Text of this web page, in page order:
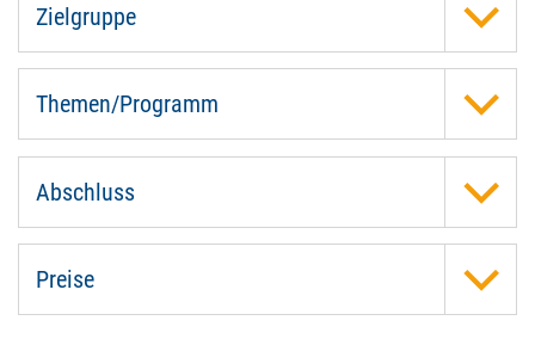
Zielgruppe
Themen/Programm
Abschluss
Preise